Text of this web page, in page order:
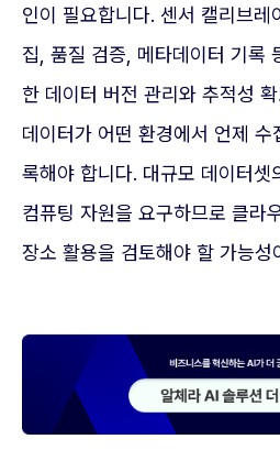
인이 필요합니다. 센서 캘리브레
집, 품질 검증, 메타데이터 기록
한 데이터 버전 관리와 추적성
데이터가 어떤 환경에서 언제 수
록해야 합니다. 대규모 데이터셋
컴퓨팅 자원을 요구하므로 클라
장소 활용을 검토해야 할 가능성